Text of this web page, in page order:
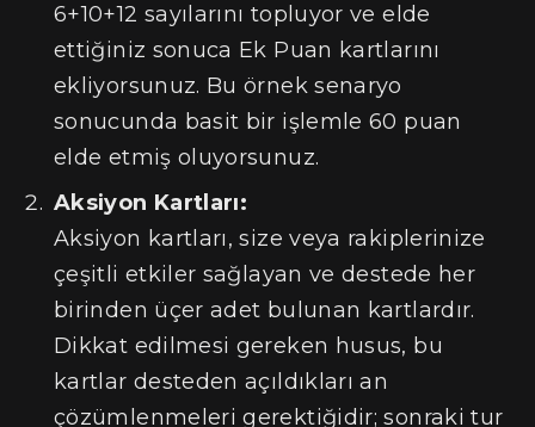
6+10+12 sayılarını topluyor ve elde
ettiğiniz sonuca Ek Puan kartlarını
ekliyorsunuz. Bu örnek senaryo
sonucunda basit bir işlemle 60 puan
elde etmiş oluyorsunuz.
Aksiyon Kartları:
Aksiyon kartları, size veya rakiplerinize
çeşitli etkiler sağlayan ve destede her
birinden üçer adet bulunan kartlardır.
Dikkat edilmesi gereken husus, bu
kartlar desteden açıldıkları an
çözümlenmeleri gerektiğidir; sonraki tur